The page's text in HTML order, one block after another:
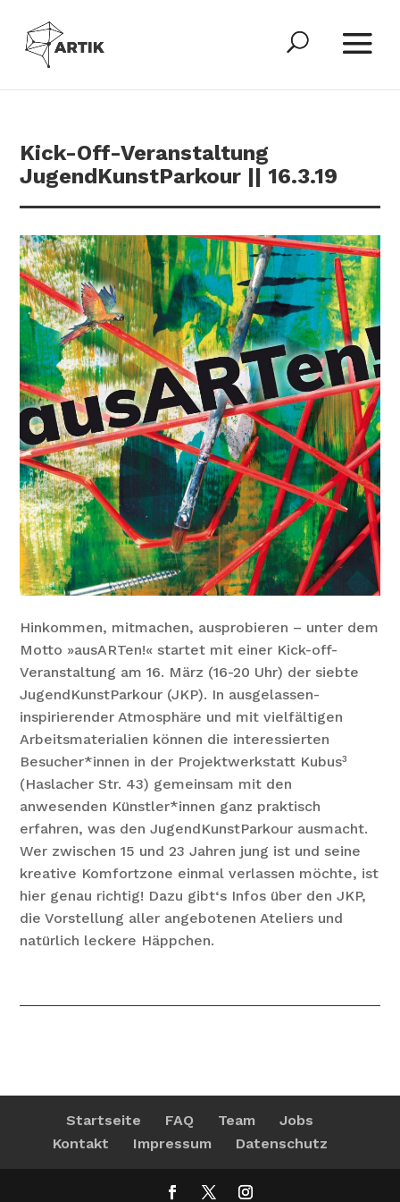
Kick-Off-Veranstaltung
JugendKunstParkour || 16.3.19
Hinkommen, mitmachen, ausprobieren – unter dem
Motto »ausARTen!« startet mit einer Kick-off-
Veranstaltung am 16. März (16-20 Uhr) der siebte
JugendKunstParkour (JKP). In ausgelassen-
inspirierender Atmosphäre und mit vielfältigen
Arbeitsmaterialien können die interessierten
Besucher*innen in der Projektwerkstatt Kubus³
(Haslacher Str. 43) gemeinsam mit den
anwesenden Künstler*innen ganz praktisch
erfahren, was den JugendKunstParkour ausmacht.
Wer zwischen 15 und 23 Jahren jung ist und seine
kreative Komfortzone einmal verlassen möchte, ist
hier genau richtig! Dazu gibt‘s Infos über den JKP,
die Vorstellung aller angebotenen Ateliers und
natürlich leckere Häppchen.
Startseite FAQ Team
Jobs
Kontakt
Impressum Datenschutz